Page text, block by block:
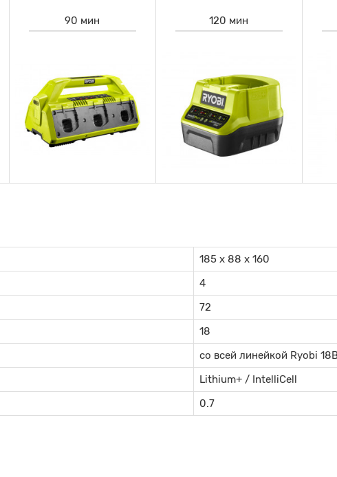
90 мин 120 мин
185 х 88 х 160
4
72
18
со всей линейкой Ryobi
Lithium+ / IntelliCell
0.7